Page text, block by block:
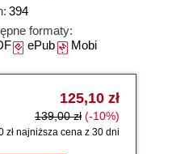
394
formaty:
ePubMobi
125,10 zł
139,00 zł (-10%)
zł najniższa cena z 30 dni